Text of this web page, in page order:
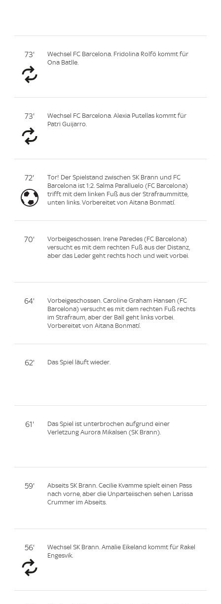
73'
Wechsel FC Barcelona. Fridolina Rolfö kommt für
Ona Batlle.
73'
Wechsel FC Barcelona. Alexia Putellas kommt für
Patri Guijarro.
72'
Tor! Der Spielstand zwischen SK Brann und FC
Barcelona ist 1:2. Salma Paralluelo (FC Barcelona)
trifft mit dem linken Fuß aus der Strafraummitte,
unten links. Vorbereitet von Aitana Bonmatí.
70'
Vorbeigeschossen. Irene Paredes (FC Barcelona)
versucht es mit dem rechten Fuß aus der Distanz,
aber das Leder geht rechts hoch und weit vorbei.
64'
Vorbeigeschossen. Caroline Graham Hansen (FC
Barcelona) versucht es mit dem rechten Fuß rechts
im Strafraum, aber der Ball geht links vorbei.
Vorbereitet von Aitana Bonmatí.
62' Das Spiel läuft wieder.
61'
Das Spiel ist unterbrochen aufgrund einer
Verletzung Aurora Mikalsen (SK Brann).
59'
Abseits SK Brann. Cecilie Kvamme spielt einen Pass
nach vorne, aber die Unparteiischen sehen Larissa
Crummer im Abseits.
56'
Wechsel SK Brann. Amalie Eikeland kommt für Rakel
Engesvik.